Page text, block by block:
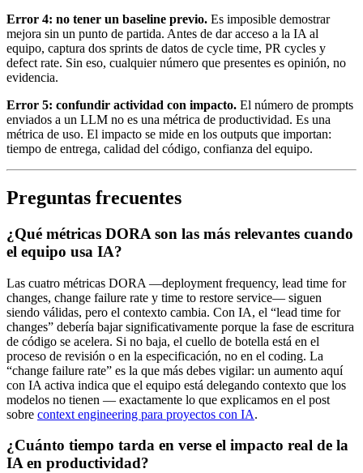
Error 4: no tener un baseline previo. Es imposible demostrar
mejora sin un punto de partida. Antes de dar acceso a la IA al
equipo, captura dos sprints de datos de cycle time, PR cycles y
defect rate. Sin eso, cualquier número que presentes es opinión, no
evidencia.
Error 5: confundir actividad con impacto. El número de prompts
enviados a un LLM no es una métrica de productividad. Es una
métrica de uso. El impacto se mide en los outputs que importan:
tiempo de entrega, calidad del código, confianza del equipo.
Preguntas frecuentes
¿Qué métricas DORA son las más relevantes cuando
el equipo usa IA?
Las cuatro métricas DORA —deployment frequency, lead time for
changes, change failure rate y time to restore service— siguen
siendo válidas, pero el contexto cambia. Con IA, el “lead time for
changes” debería bajar significativamente porque la fase de escritura
de código se acelera. Si no baja, el cuello de botella está en el
proceso de revisión o en la especificación, no en el coding. La
“change failure rate” es la que más debes vigilar: un aumento aquí
con IA activa indica que el equipo está delegando contexto que los
modelos no tienen — exactamente lo que explicamos en el post
sobre context engineering para proyectos con IA.
¿Cuánto tiempo tarda en verse el impacto real de la
IA en productividad?